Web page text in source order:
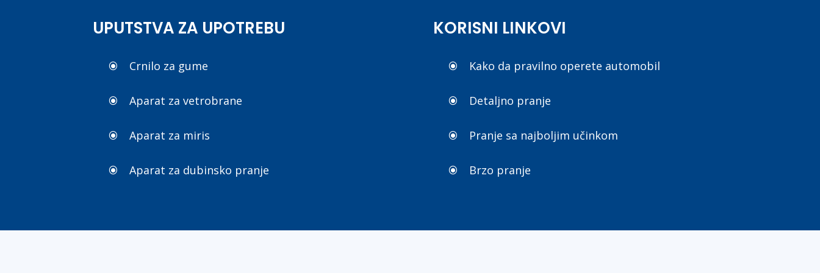
UPUTSTVA ZA UPOTREBU
\ Crnilo za gume
\ Aparat za vetrobrane
\ Aparat za miris
\ Aparat za dubinsko pranje
KORISNI LINKOVI
\ Kako da pravilno operete automobil
\ Detaljno pranje
\ Pranje sa najboljim učinkom
\ Brzo pranje